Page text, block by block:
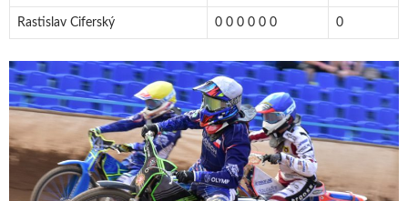
Rastislav Ciferský 0 0 0 0 0 0 0